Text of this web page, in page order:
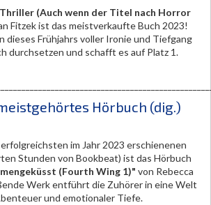
(Auch wenn der Titel nach Horror
Fitzek ist das meistverkaufte Buch 2023!
dieses Frühjahrs voller Ironie und Tiefgang
durchsetzen und schafft es auf Platz 1.
Hörbuch (dig.)
im Jahr 2023 erschienenen
Stunden von Bookbeat) ist das Hörbuch
(Fourth Wing 1)" von Rebecca
Werk entführt die Zuhörer in eine Welt
und emotionaler Tiefe.